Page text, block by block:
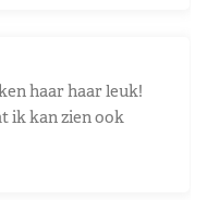
haar haar leuk!
ik kan zien ook